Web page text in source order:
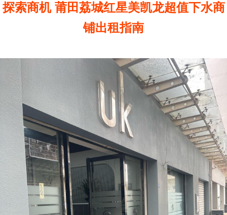
探索商机 莆田荔城红星美凯龙超值下水商
铺出租指南